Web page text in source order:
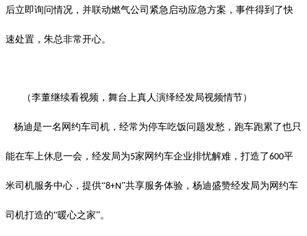
后立即询问情况，并联动燃气公司紧急启动应急方案，事件得到了快
速处置，朱总非常开心。
（李董继续看视频，舞台上真人演绎经发局视频情节）
杨迪是一名网约车司机，经常为停车吃饭问题发愁，跑车跑累了也只
能在车上休息一会，经发局为5家网约车企业排忧解难，打造了600平
米司机服务中心，提供“8+N”共享服务体验，杨迪盛赞经发局为网约车
司机打造的“暖心之家”。